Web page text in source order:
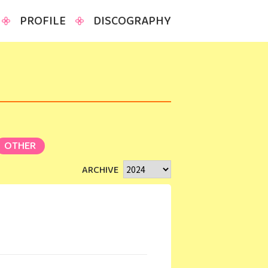
PROFILE DISCOGRAPHY
OTHER
ARCHIVE